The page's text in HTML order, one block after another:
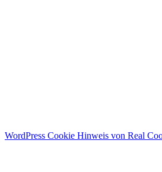
WordPress Cookie Hinweis von Real